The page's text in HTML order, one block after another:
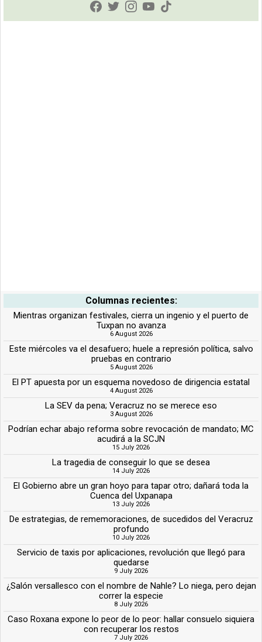
Columnas recientes:
Mientras organizan festivales, cierra un ingenio y el puerto de
Tuxpan no avanza
6 August 2026
Este miércoles va el desafuero; huele a represión política, salvo
pruebas en contrario
5 August 2026
El PT apuesta por un esquema novedoso de dirigencia estatal
4 August 2026
La SEV da pena; Veracruz no se merece eso
3 August 2026
Podrían echar abajo reforma sobre revocación de mandato; MC
acudirá a la SCJN
15 July 2026
La tragedia de conseguir lo que se desea
14 July 2026
El Gobierno abre un gran hoyo para tapar otro; dañará toda la
Cuenca del Uxpanapa
13 July 2026
De estrategias, de rememoraciones, de sucedidos del Veracruz
profundo
10 July 2026
Servicio de taxis por aplicaciones, revolución que llegó para
quedarse
9 July 2026
¿Salón versallesco con el nombre de Nahle? Lo niega, pero dejan
correr la especie
8 July 2026
Caso Roxana expone lo peor de lo peor: hallar consuelo siquiera
con recuperar los restos
7 July 2026